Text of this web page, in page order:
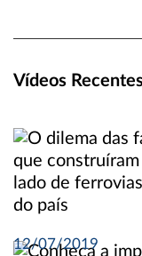
Vídeos
12/07/2019